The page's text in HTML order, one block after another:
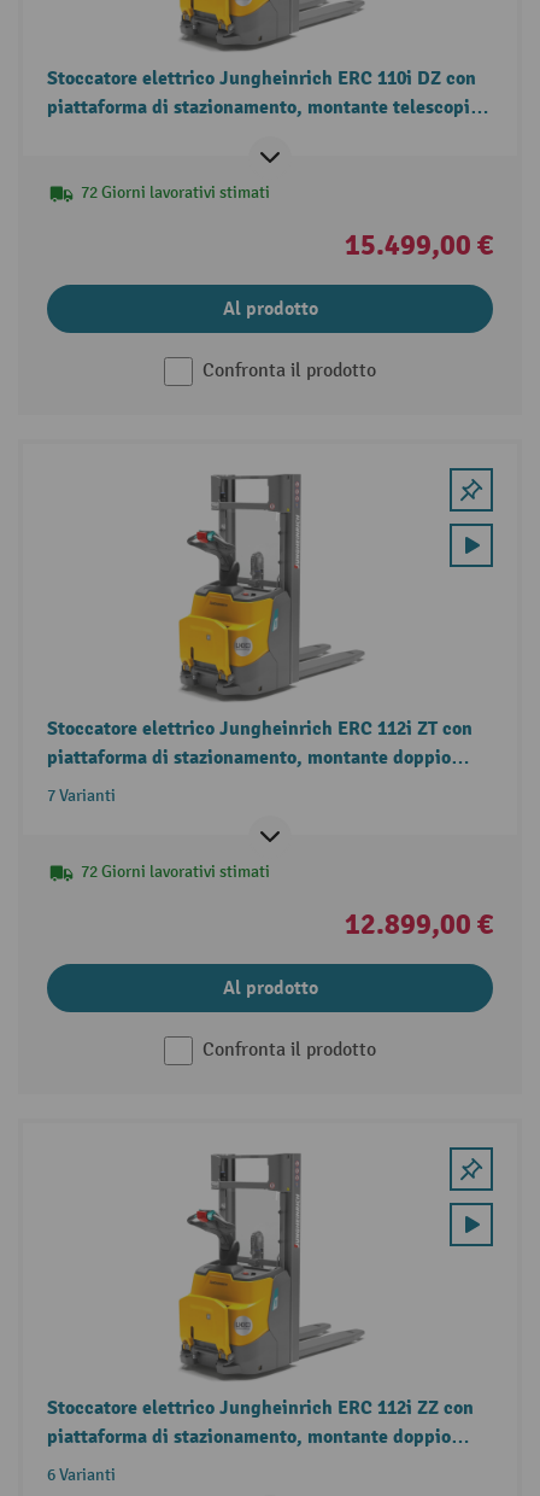
Stoccatore elettrico Jungheinrich ERC 110i DZ con
piattaforma di stazionamento, montante telescopico
72 Giorni lavorativi stimati
15.499,00 €
Al prodotto
Confronta il prodotto
Stoccatore elettrico Jungheinrich ERC 112i ZT con
piattaforma di stazionamento, montante doppio
telescopico, portata 1.200 kg
7 Varianti
72 Giorni lavorativi stimati
12.899,00 €
Al prodotto
Confronta il prodotto
Stoccatore elettrico Jungheinrich ERC 112i ZZ con
piattaforma di stazionamento, montante doppio
telescopico, portata 1.200 kg
6 Varianti